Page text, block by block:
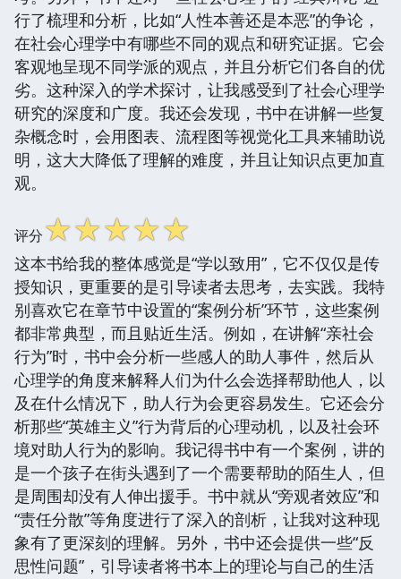
行了梳理和分析，比如“人性本善还是本恶”的争论，
在社会心理学中有哪些不同的观点和研究证据。它会
客观地呈现不同学派的观点，并且分析它们各自的优
劣。这种深入的学术探讨，让我感受到了社会心理学
研究的深度和广度。我还会发现，书中在讲解一些复
杂概念时，会用图表、流程图等视觉化工具来辅助说
明，这大大降低了理解的难度，并且让知识点更加直
观。
评分☆☆☆☆☆
这本书给我的整体感觉是“学以致用”，它不仅仅是传
授知识，更重要的是引导读者去思考，去实践。我特
别喜欢它在章节中设置的“案例分析”环节，这些案例
都非常典型，而且贴近生活。例如，在讲解“亲社会
行为”时，书中会分析一些感人的助人事件，然后从
心理学的角度来解释人们为什么会选择帮助他人，以
及在什么情况下，助人行为会更容易发生。它还会分
析那些“英雄主义”行为背后的心理动机，以及社会环
境对助人行为的影响。我记得书中有一个案例，讲的
是一个孩子在街头遇到了一个需要帮助的陌生人，但
是周围却没有人伸出援手。书中就从“旁观者效应”和
“责任分散”等角度进行了深入的剖析，让我对这种现
象有了更深刻的理解。另外，书中还会提供一些“反
思性问题”，引导读者将书本上的理论与自己的生活